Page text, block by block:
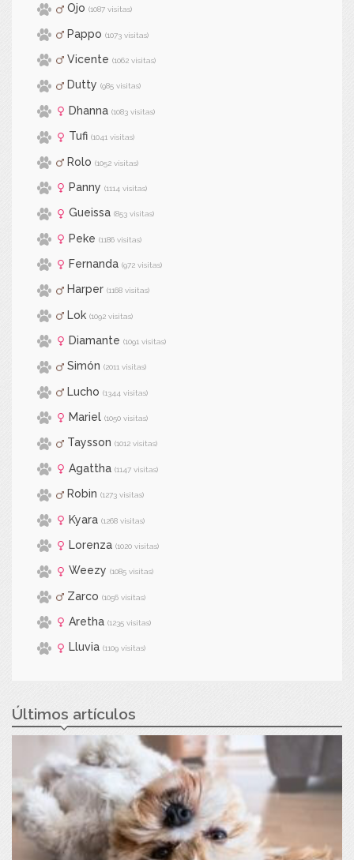
Ojo (1087 visitas)
Pappo (1073 visitas)
Vicente (1062 visitas)
Dutty (985 visitas)
Dhanna (1083 visitas)
Tufi (1041 visitas)
Rolo (1052 visitas)
Panny (1114 visitas)
Gueissa (853 visitas)
Peke (1186 visitas)
Fernanda (972 visitas)
Harper (1168 visitas)
Lok (1092 visitas)
Diamante (1091 visitas)
Simón (2011 visitas)
Lucho (1344 visitas)
Mariel (1050 visitas)
Taysson (1012 visitas)
Agattha (1147 visitas)
Robin (1273 visitas)
Kyara (1268 visitas)
Lorenza (1020 visitas)
Weezy (1085 visitas)
Zarco (1056 visitas)
Aretha (1235 visitas)
Lluvia (1109 visitas)
Últimos artículos